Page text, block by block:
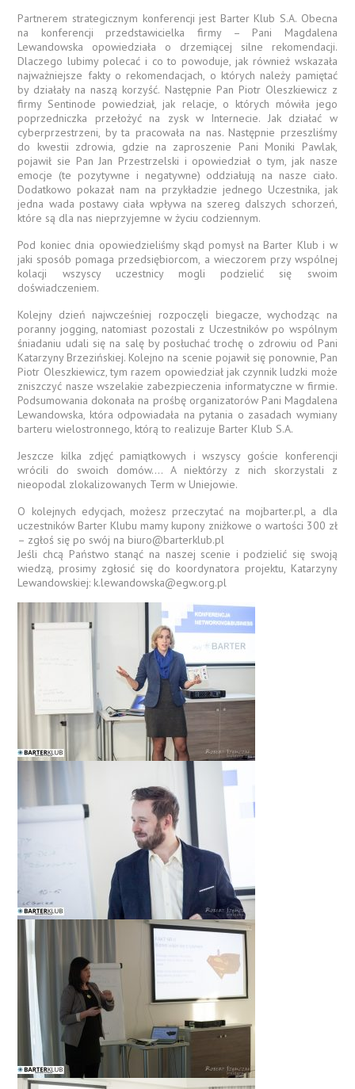
Partnerem strategicznym konferencji jest Barter Klub S.A. Obecna
na konferencji przedstawicielka firmy – Pani Magdalena
Lewandowska opowiedziała o drzemiącej silne rekomendacji.
Dlaczego lubimy polecać i co to powoduje, jak również wskazała
najważniejsze fakty o rekomendacjach, o których należy pamiętać
by działały na naszą korzyść. Następnie Pan Piotr Oleszkiewicz z
firmy Sentinode powiedział, jak relacje, o których mówiła jego
poprzedniczka przełożyć na zysk w Internecie. Jak działać w
cyberprzestrzeni, by ta pracowała na nas. Następnie przeszliśmy
do kwestii zdrowia, gdzie na zaproszenie Pani Moniki Pawlak,
pojawił sie Pan Jan Przestrzelski i opowiedział o tym, jak nasze
emocje (te pozytywne i negatywne) oddziałują na nasze ciało.
Dodatkowo pokazał nam na przykładzie jednego Uczestnika, jak
jedna wada postawy ciała wpływa na szereg dalszych schorzeń,
które są dla nas nieprzyjemne w życiu codziennym.
Pod koniec dnia opowiedzieliśmy skąd pomysł na Barter Klub i w
jaki sposób pomaga przedsiębiorcom, a wieczorem przy wspólnej
kolacji wszyscy uczestnicy mogli podzielić się swoim
doświadczeniem.
Kolejny dzień najwcześniej rozpoczęli biegacze, wychodząc na
poranny jogging, natomiast pozostali z Uczestników po wspólnym
śniadaniu udali się na salę by posłuchać trochę o zdrowiu od Pani
Katarzyny Brzezińskiej. Kolejno na scenie pojawił się ponownie, Pan
Piotr Oleszkiewicz, tym razem opowiedział jak czynnik ludzki może
zniszczyć nasze wszelakie zabezpieczenia informatyczne w firmie.
Podsumowania dokonała na prośbę organizatorów Pani Magdalena
Lewandowska, która odpowiadała na pytania o zasadach wymiany
barteru wielostronnego, którą to realizuje Barter Klub S.A.
Jeszcze kilka zdjęć pamiątkowych i wszyscy goście konferencji
wrócili do swoich domów…. A niektórzy z nich skorzystali z
nieopodal zlokalizowanych Term w Uniejowie.
O kolejnych edycjach, możesz przeczytać na mojbarter.pl, a dla
uczestników Barter Klubu mamy kupony zniżkowe o wartości 300 zł
– zgłoś się po swój na biuro@barterklub.pl
Jeśli chcą Państwo stanąć na naszej scenie i podzielić się swoją
wiedzą, prosimy zgłosić się do koordynatora projektu, Katarzyny
Lewandowskiej: k.lewandowska@egw.org.pl